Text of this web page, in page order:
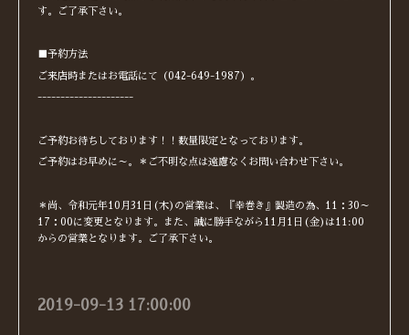
す。ご了承下さい。
■予約方法
ご来店時またはお電話にて（042-649-1987）。
---------------------
ご予約お待ちしております！！数量限定となっております。
ご予約はお早めに～。＊ご不明な点は遠慮なくお問い合わせ下さい。
＊尚、令和元年10月31日(木)の営業は、『幸巻き』製造の為、11：30～
17：00に変更となります。また、誠に勝手ながら11月1日(金)は11:00
からの営業となります。ご了承下さい。
2019-09-13 17:00:00